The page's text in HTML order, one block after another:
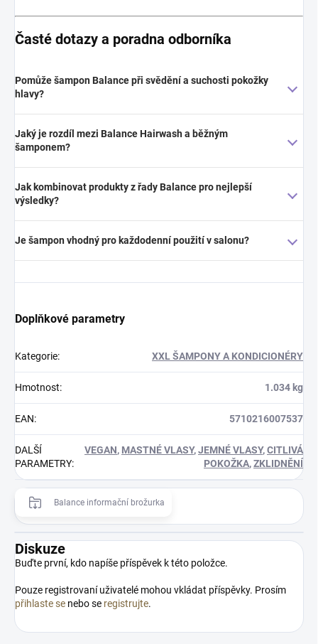
Časté dotazy a poradna odborníka
Pomůže šampon Balance při svědění a suchosti pokožky
hlavy?
Jaký je rozdíl mezi Balance Hairwash a běžným
šamponem?
Jak kombinovat produkty z řady Balance pro nejlepší
výsledky?
Je šampon vhodný pro každodenní použití v salonu?
Doplňkové parametry
Kategorie: XXL ŠAMPONY A KONDICIONÉRY
Hmotnost: 1.034 kg
EAN: 5710216007537
DALŠÍ
PARAMETRY:
VEGAN, MASTNÉ VLASY,JEMNÉ VLASY,CITLIVÁ
POKOŽKA,ZKLIDNĚNÍ
Balance informační brožurka
Diskuze
Buďte první, kdo napíše příspěvek k této položce.
Pouze registrovaní uživatelé mohou vkládat příspěvky. Prosím
přihlaste se nebo se registrujte.